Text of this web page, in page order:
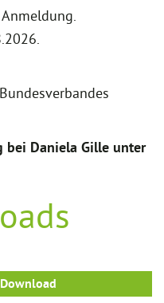
15.08.2026.
bei Daniela Gille unter